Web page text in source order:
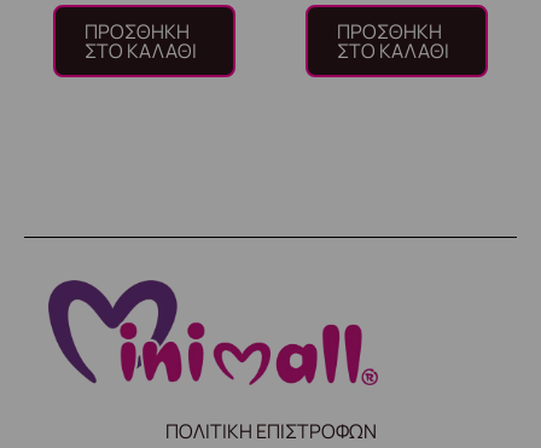
ΠΡΟΣΘΉΚΗ
ΣΤΟ ΚΑΛΆΘΙ
ΠΡΟΣΘΉΚΗ
ΣΤΟ ΚΑΛΆΘΙ
ΠΟΛΙΤΙΚΗ ΕΠΙΣΤΡΟΦΩΝ